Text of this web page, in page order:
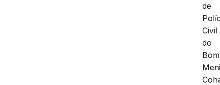
de
Civil
do
Bom